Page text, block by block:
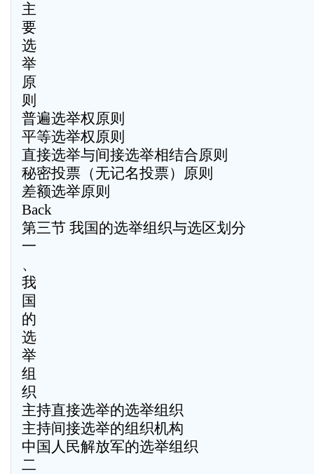
主
要
选
举
原
则
普遍选举权原则
平等选举权原则
直接选举与间接选举相结合原则
秘密投票（无记名投票）原则
差额选举原则
Back
第三节 我国的选举组织与选区划分
一
、
我
国
的
选
举
组
织
主持直接选举的选举组织
主持间接选举的组织机构
中国人民解放军的选举组织
二